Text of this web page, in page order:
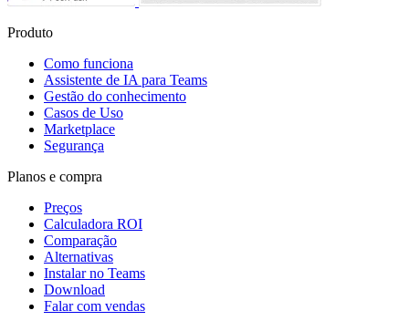
Produto
Como funciona
Assistente de IA para Teams
Gestão do conhecimento
Casos de Uso
Marketplace
Segurança
Planos e compra
Preços
Calculadora ROI
Comparação
Alternativas
Instalar no Teams
Download
Falar com vendas